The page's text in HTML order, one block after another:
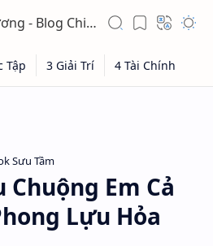
khoán & Tài liệu Toán học
Sưu Tầm
Chuộng Em Cả
Lựu Hỏa